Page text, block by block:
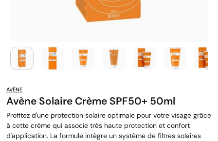
AVÈNE
Avène Solaire Crème SPF50+ 50ml
Profitez d'une protection solaire optimale pour votre visage grâce
à cette crème qui associe très haute protection et confort
d'application. La formule intègre un système de filtres solaires